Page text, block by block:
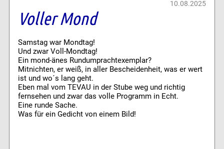
10.08.2025
Voller Mond
Samstag war Mondtag!
Und zwar Voll-Mondtag!
Ein mond-änes Rundumprachtexemplar?
Mitnichten, er weiß, in aller Bescheidenheit, was er wert
ist und wo´s lang geht.
Eben mal vom TEVAU in der Stube weg und richtig
fernsehen und zwar das volle Programm in Echt.
Eine runde Sache.
Was für ein Gedicht von einem Bild!